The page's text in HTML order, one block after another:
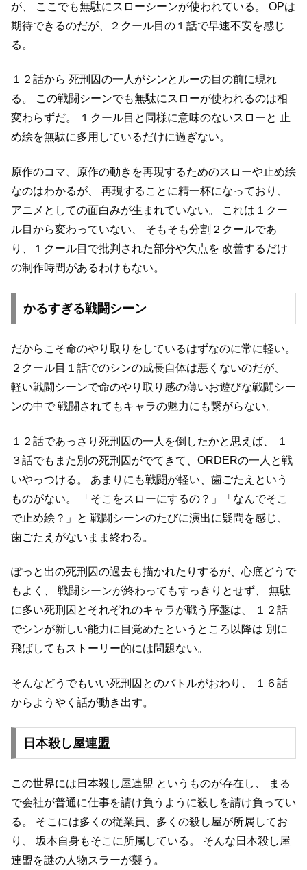
が、
ここでも無駄にスローシーンが使われている。
OPは
期待できるのだが、２クール目の１話で早速不安を感じ
る。
１２話から 死刑囚の一人がシンとルーの目の前に現れ
る。
この戦闘シーンでも無駄にスローが使われるのは相
変わらずだ。
１クール目と同様に意味のないスローと 止
め絵を無駄に多用しているだけに過ぎない。
原作のコマ、原作の動きを再現するためのスローや止め絵
なのはわかるが、
再現することに精一杯になっており、
アニメとしての面白みが生まれていない。
これは１クー
ル目から変わっていない、
そもそも分割２クールであ
り、１クール目で批判された部分や欠点を 改善するだけ
の制作時間があるわけもない。
かるすぎる戦闘シーン
だからこそ命のやり取りをしているはずなのに常に軽い。
２クール目１話でのシンの成長自体は悪くないのだが、
軽い戦闘シーンで命のやり取り感の薄いお遊びな戦闘シー
ンの中で戦闘されてもキャラの魅力にも繋がらない。
１２話であっさり死刑囚の一人を倒したかと思えば、
１
３話でもまた別の死刑囚がでてきて、ORDERの一人と戦
いやっつける。
あまりにも戦闘が軽い、歯ごたえという
ものがない。
「そこをスローにするの？」「なんでそこ
で止め絵？」と 戦闘シーンのたびに演出に疑問を感じ、
歯ごたえがないまま終わる。
ぽっと出の死刑囚の過去も描かれたりするが、心底どうで
もよく、
戦闘シーンが終わってもすっきりとせず、
無駄
に多い死刑囚とそれぞれのキャラが戦う序盤は、
１２話
でシンが新しい能力に目覚めたというところ以降は 別に
飛ばしてもストーリー的には問題ない。
そんなどうでもいい死刑囚とのバトルがおわり、
１６話
からようやく話が動き出す。
日本殺し屋連盟
この世界には日本殺し屋連盟 というものが存在し、
まる
で会社が普通に仕事を請け負うように殺しを請け負ってい
る。
そこには多くの従業員、多くの殺し屋が所属してお
り、
坂本自身もそこに所属している。
そんな日本殺し屋
連盟を謎の人物スラーが襲う。